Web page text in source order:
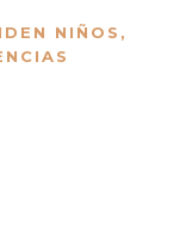
NIÑOS ,